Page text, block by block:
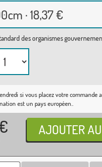
· 18,37 €
des organismes
si vous placez votre commande
est un pays européen..